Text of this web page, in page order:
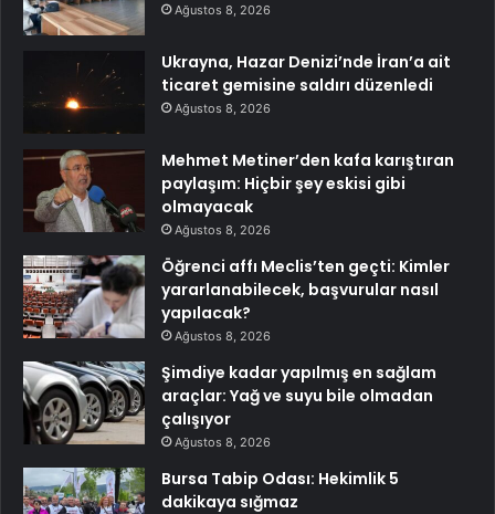
Ağustos 8, 2026
Ukrayna, Hazar Denizi’nde İran’a ait
ticaret gemisine saldırı düzenledi
Ağustos 8, 2026
Mehmet Metiner’den kafa karıştıran
paylaşım: Hiçbir şey eskisi gibi
olmayacak
Ağustos 8, 2026
Öğrenci affı Meclis’ten geçti: Kimler
yararlanabilecek, başvurular nasıl
yapılacak?
Ağustos 8, 2026
Şimdiye kadar yapılmış en sağlam
araçlar: Yağ ve suyu bile olmadan
çalışıyor
Ağustos 8, 2026
Bursa Tabip Odası: Hekimlik 5
dakikaya sığmaz